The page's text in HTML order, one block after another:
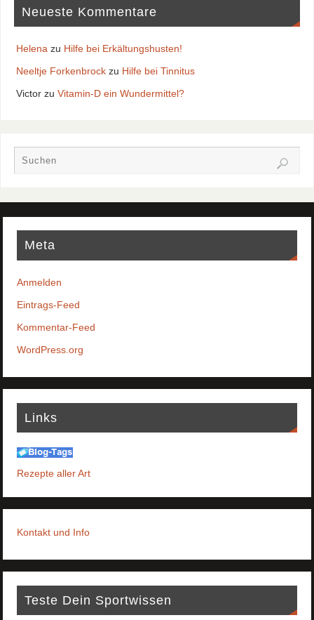
Neueste Kommentare
Helenazu Hilfe bei Erkältungshusten!
Neeltje Forkenbrockzu Hilfe bei Tinnitus
Victorzu Vitamin-D ein Wundermittel?
Meta
Anmelden
Eintrags-Feed
Kommentar-Feed
WordPress.org
Links
Rezepte aller Art
Kontakt und Info
Teste Dein Sportwissen